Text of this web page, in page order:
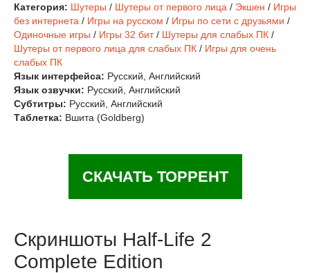
Категория: Шутеры / Шутеры от первого лица / Экшен / Игры
без интернета / Игры на русском / Игры по сети с друзьями /
Одиночные игры / Игры 32 бит/ Шутеры для слабых ПК /
Шутеры от первого лица для слабых ПК / Игры для очень
слабых ПК
Язык интерфейса: Русский, Английский
Язык озвучки: Русский, Английский
Субтитры: Русский, Английский
Таблетка: Вшита (Goldberg)
СКАЧАТЬ ТОРРЕНТ
Скриншоты Half-Life 2
Complete Edition